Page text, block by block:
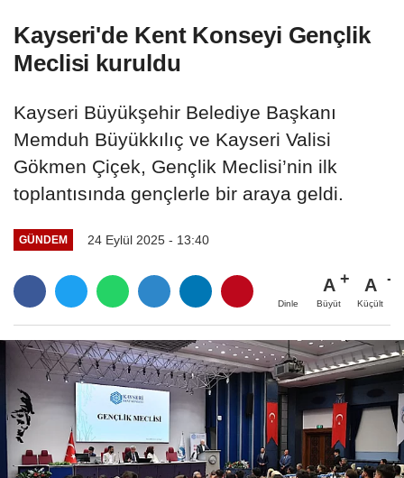
Kayseri'de Kent Konseyi Gençlik
Meclisi kuruldu
Kayseri Büyükşehir Belediye Başkanı
Memduh Büyükkılıç ve Kayseri Valisi
Gökmen Çiçek, Gençlik Meclisi’nin ilk
toplantısında gençlerle bir araya geldi.
GÜNDEM 24 Eylül 2025 - 13:40
Dinle
A
Büyüt
A
Küçült